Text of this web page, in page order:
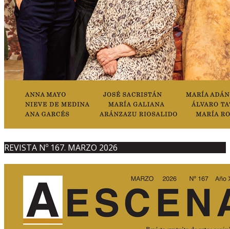
REVISTA Nº 167. MARZO 2026